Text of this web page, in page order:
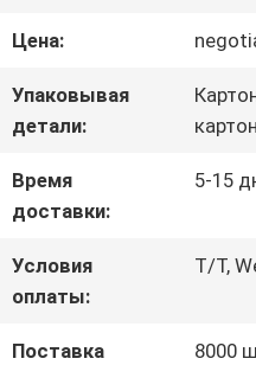
ФАБРИКИ
ПРОВЕРКА
КАЧЕСТВА
СВЯЖИТЕСЬ
Цена:
Упаковывая
детали:
Время
доставки:
5-15
Условия
оплаты:
T/T,
Поставка
8000